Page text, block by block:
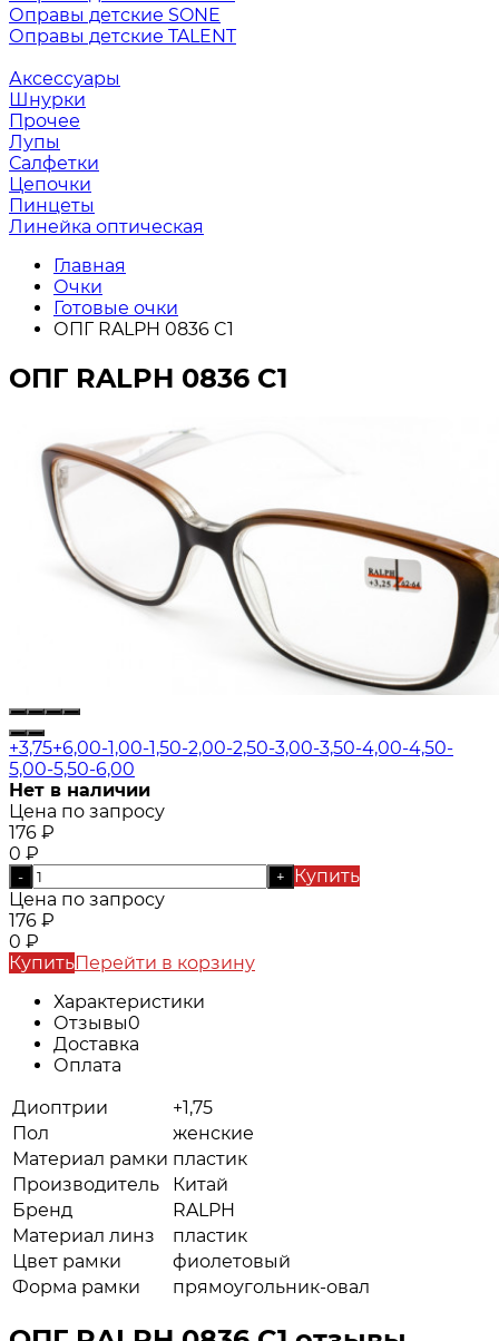
Оправы детские SONE
Оправы детские TALENT
Аксессуары
Шнурки
Прочее
Лупы
Салфетки
Цепочки
Пинцеты
Линейка оптическая
Главная
Очки
Готовые очки
ОПГ RALPH 0836 C1
ОПГ RALPH 0836 C1
+3,75+6,00-1,00-1,50-2,00-2,50-3,00-3,50-4,00-4,50-
5,00-5,50-6,00
Нет в наличии
Цена по запросу
176 ₽
0 ₽
- +
Купить
Цена по запросу
176 ₽
0 ₽
КупитьПерейти в корзину
Характеристики
Отзывы0
Доставка
Оплата
Диоптрии
+1,75
Пол
женские
Материал рамки пластик
Производитель
Китай
Бренд
RALPH
Материал линз
пластик
Цвет рамки
фиолетовый
Форма рамки
прямоугольник-овал